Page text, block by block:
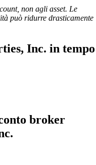
non agli asset. Le
può ridurre drasticamente
Inc. in tempo
broker